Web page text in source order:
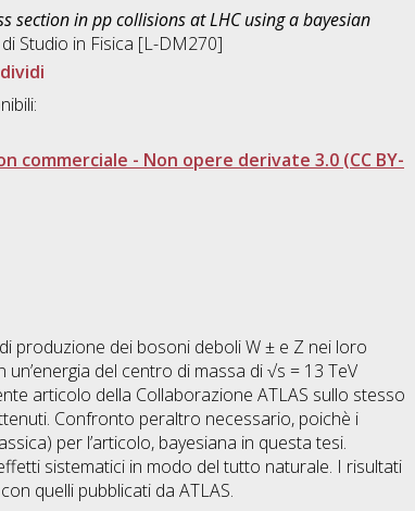
section in pp collisions at LHC using a bayesian
Studio in Fisica [L-DM270]
commerciale - Non opere derivate 3.0 (CC BY-
produzione dei bosoni deboli W ± e Z nei loro
del centro di massa di √s = 13 TeV
articolo della Collaborazione ATLAS sullo stesso
Confronto peraltro necessario, poichè i
per l’articolo, bayesiana in questa tesi.
sistematici in modo del tutto naturale. I risultati
quelli pubblicati da ATLAS.